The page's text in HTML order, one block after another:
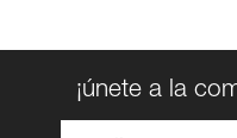
¡únete a la